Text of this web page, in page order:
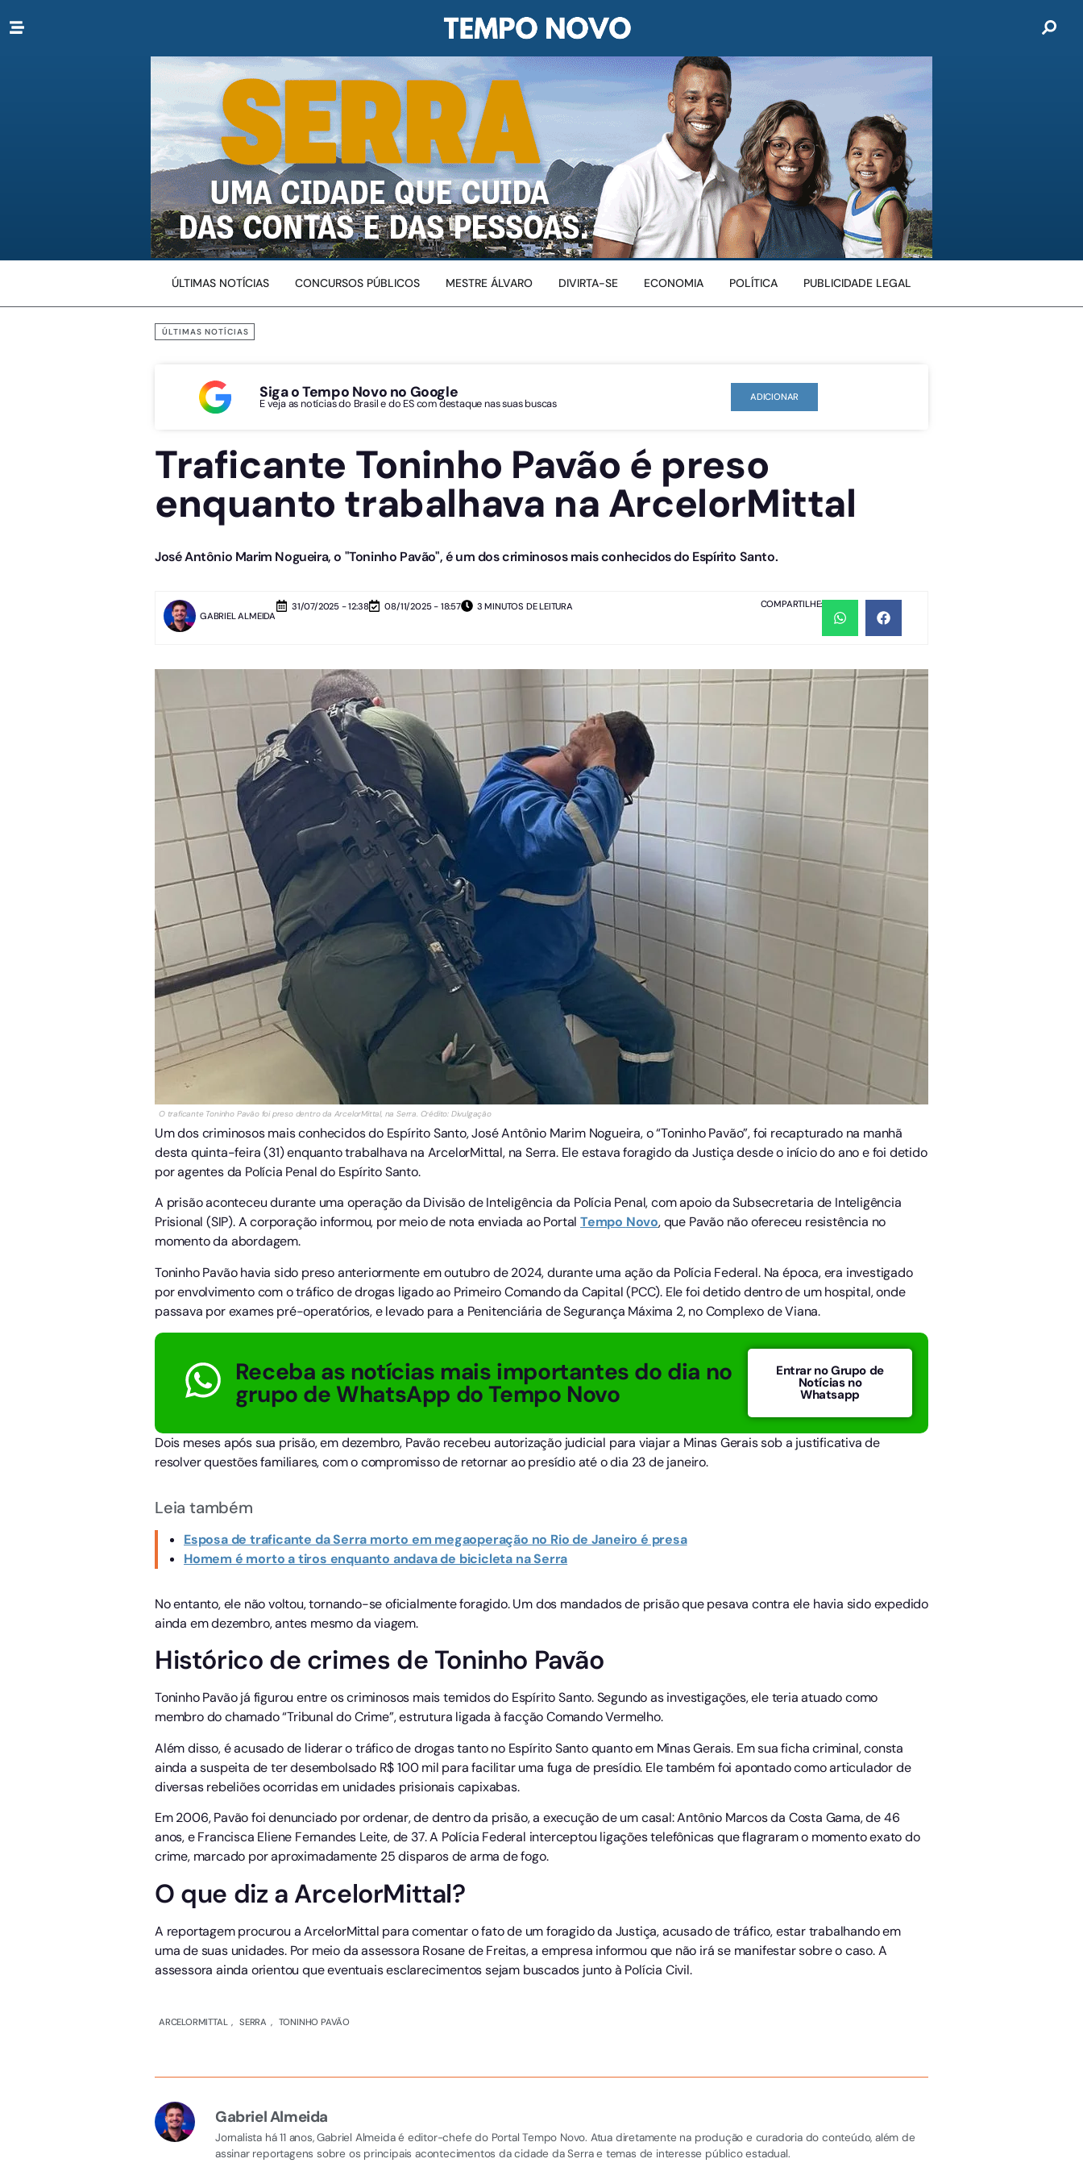
ÚLTIMAS NOTÍCIAS CONCURSOS PÚBLICOS MESTRE ÁLVARO DIVIRTA-SE ECONOMIA POLÍTICA PUBLICIDADE LEGAL
ÚLTIMAS NOTÍCIAS
Siga o Tempo Novo no Google
E veja as notícias do Brasil e do ES com destaque nas suas buscas ADICIONAR
Traficante Toninho Pavão é preso
enquanto trabalhava na ArcelorMittal
José Antônio Marim Nogueira, o "Toninho Pavão", é um dos criminosos mais conhecidos do Espírito Santo.
GABRIEL ALMEIDA
31/07/2025 - 12:38 08/11/2025 - 18:57 3 MINUTOS DE LEITURA COMPARTILHE:
O traficante Toninho Pavão foi preso dentro da ArcelorMittal, na Serra. Crédito: Divulgação
Um dos criminosos mais conhecidos do Espírito Santo, José Antônio Marim Nogueira, o “Toninho Pavão”, foi recapturado na manhã
desta quinta-feira (31) enquanto trabalhava na ArcelorMittal, na Serra. Ele estava foragido da Justiça desde o início do ano e foi detido
por agentes da Polícia Penal do Espírito Santo.
A prisão aconteceu durante uma operação da Divisão de Inteligência da Polícia Penal, com apoio da Subsecretaria de Inteligência
Prisional (SIP). A corporação informou, por meio de nota enviada ao Portal Tempo Novo, que Pavão não ofereceu resistência no
momento da abordagem.
Toninho Pavão havia sido preso anteriormente em outubro de 2024, durante uma ação da Polícia Federal. Na época, era investigado
por envolvimento com o tráfico de drogas ligado ao Primeiro Comando da Capital (PCC). Ele foi detido dentro de um hospital, onde
passava por exames pré-operatórios, e levado para a Penitenciária de Segurança Máxima 2, no Complexo de Viana.
Receba as notícias mais importantes do dia no
grupo de WhatsApp do Tempo Novo
Entrar no Grupo de
Notícias no
Whatsapp
Dois meses após sua prisão, em dezembro, Pavão recebeu autorização judicial para viajar a Minas Gerais sob a justificativa de
resolver questões familiares, com o compromisso de retornar ao presídio até o dia 23 de janeiro.
Leia também
Esposa de traficante da Serra morto em megaoperação no Rio de Janeiro é presa
Homem é morto a tiros enquanto andava de bicicleta na Serra
No entanto, ele não voltou, tornando-se oficialmente foragido. Um dos mandados de prisão que pesava contra ele havia sido expedido
ainda em dezembro, antes mesmo da viagem.
Histórico de crimes de Toninho Pavão
Toninho Pavão já figurou entre os criminosos mais temidos do Espírito Santo. Segundo as investigações, ele teria atuado como
membro do chamado “Tribunal do Crime”, estrutura ligada à facção Comando Vermelho.
Além disso, é acusado de liderar o tráfico de drogas tanto no Espírito Santo quanto em Minas Gerais. Em sua ficha criminal, consta
ainda a suspeita de ter desembolsado R$ 100 mil para facilitar uma fuga de presídio. Ele também foi apontado como articulador de
diversas rebeliões ocorridas em unidades prisionais capixabas.
Em 2006, Pavão foi denunciado por ordenar, de dentro da prisão, a execução de um casal: Antônio Marcos da Costa Gama, de 46
anos, e Francisca Eliene Fernandes Leite, de 37. A Polícia Federal interceptou ligações telefônicas que flagraram o momento exato do
crime, marcado por aproximadamente 25 disparos de arma de fogo.
O que diz a ArcelorMittal?
A reportagem procurou a ArcelorMittal para comentar o fato de um foragido da Justiça, acusado de tráfico, estar trabalhando em
uma de suas unidades. Por meio da assessora Rosane de Freitas, a empresa informou que não irá se manifestar sobre o caso. A
assessora ainda orientou que eventuais esclarecimentos sejam buscados junto à Polícia Civil.
ARCELORMITTAL , SERRA , TONINHO PAVÃO
Gabriel Almeida
Jornalista há 11 anos, Gabriel Almeida é editor-chefe do Portal Tempo Novo. Atua diretamente na produção e curadoria do conteúdo, além de
assinar reportagens sobre os principais acontecimentos da cidade da Serra e temas de interesse público estadual.